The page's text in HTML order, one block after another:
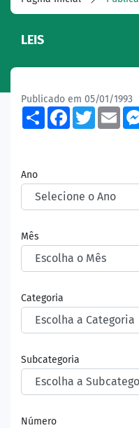
LEIS
Publicado em 05/01/1993
ShareFacebook
Twitter
Ano
Mês
Categoria
Subcategoria
Número